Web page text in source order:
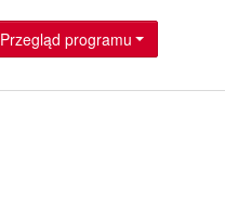
Przegląd programu